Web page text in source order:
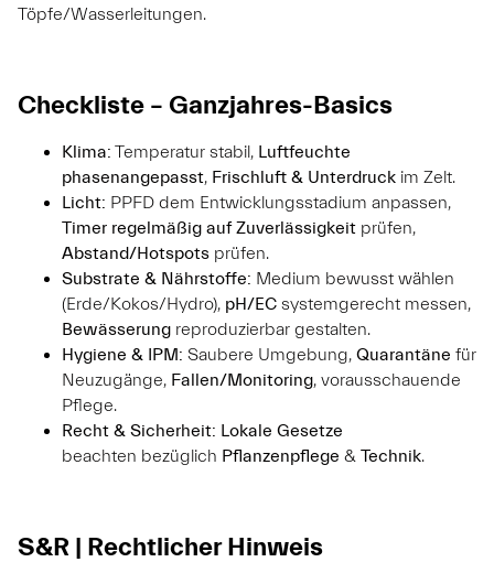
Töpfe/Wasserleitungen.
Checkliste – Ganzjahres-Basics
Klima: Temperatur stabil, Luftfeuchte
phasenangepasst, Frischluft & Unterdruck im Zelt.
Licht: PPFD dem Entwicklungsstadium anpassen,
Timer regelmäßig auf Zuverlässigkeit prüfen,
Abstand/Hotspots prüfen.
Substrate & Nährstoffe: Medium bewusst wählen
(Erde/Kokos/Hydro), pH/EC systemgerecht messen,
Bewässerung reproduzierbar gestalten.
Hygiene & IPM: Saubere Umgebung, Quarantäne für
Neuzugänge, Fallen/Monitoring, vorausschauende
Pflege.
Recht & Sicherheit: Lokale Gesetze
beachten bezüglich Pflanzenpflege & Technik.
S&R | Rechtlicher Hinweis